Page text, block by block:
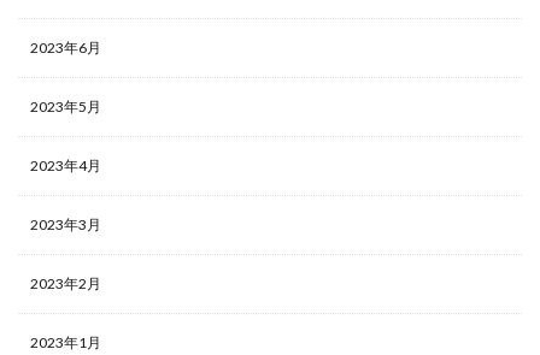
2023年6月
2023年5月
2023年4月
2023年3月
2023年2月
2023年1月